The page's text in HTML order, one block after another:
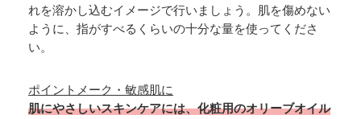
れを溶かし込むイメージで行いましょう。肌を傷めない
ように、指がすべるくらいの十分な量を使ってくださ
い。
ポイントメーク・敏感肌に
肌にやさしいスキンケアには、化粧用のオリーブオイル